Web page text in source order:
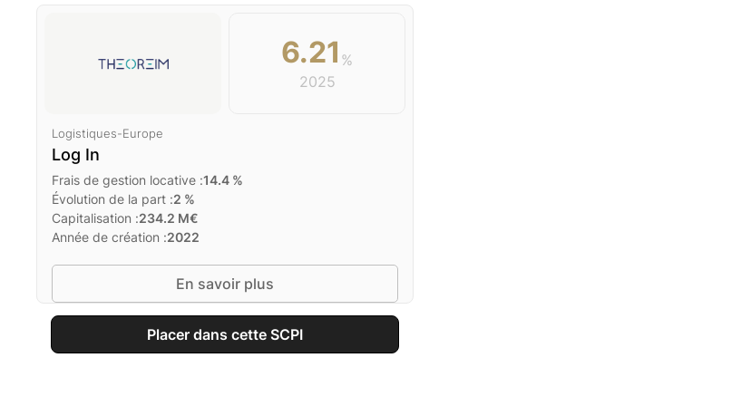
6.21 %
2025
Logistiques-Europe
Log In
Frais de gestion locative :14.4 %
Évolution de la part :2 %
Capitalisation :234.2 M€
Année de création :2022
En savoir plus
Placer dans cette SCPI